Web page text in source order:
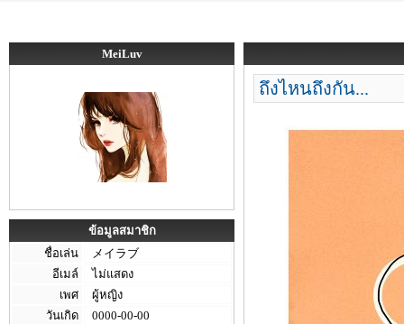
MeiLuv
ข้อมูลสมาชิก
ชื่อเล่น
メイラブ
อีเมล์
ไม่แสดง
เพศ
ผู้หญิง
วันเกิด
0000-00-00
ถึงไหนถึงกัน...